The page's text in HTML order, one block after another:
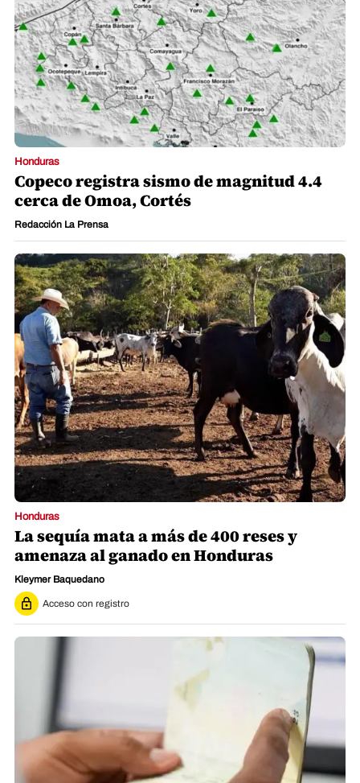
Honduras
Copeco registra sismo de magnitud 4.4
cerca de Omoa, Cortés
Redacción La Prensa
Honduras
La sequía mata a más de 400 reses y
amenaza al ganado en Honduras
Kleymer Baquedano
Acceso con registro